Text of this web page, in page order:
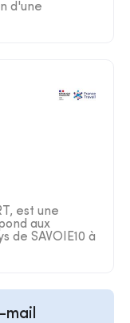
d'une
est une
aux
de SAVOIE10 à
mail